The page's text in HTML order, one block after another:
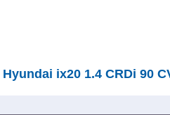
Hyundai ix20 1.4 CRDi 90